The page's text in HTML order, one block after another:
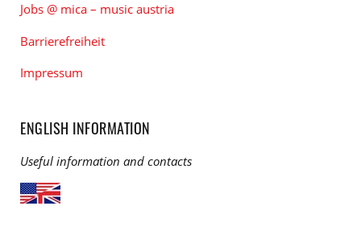
Jobs @ mica – music austria
Barrierefreiheit
Impressum
ENGLISH INFORMATION
Useful information and contacts